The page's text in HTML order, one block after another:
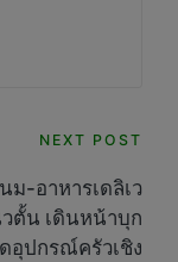
NEXT POST
ม-อาหารเดลิเว
ตั้น เดินหน้าบุก
อุปกรณ์ครัวเชิง